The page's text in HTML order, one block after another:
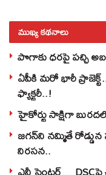
ముఖ్య కథనాలు
పొగాకు ధరపై పచ్చి
ఏపీకి మరో భారీ
ఫ్యాక్టరీ..!
హైకోర్టు సాక్షిగా
జగన్‌ని నమ్మితే
నిరసన..